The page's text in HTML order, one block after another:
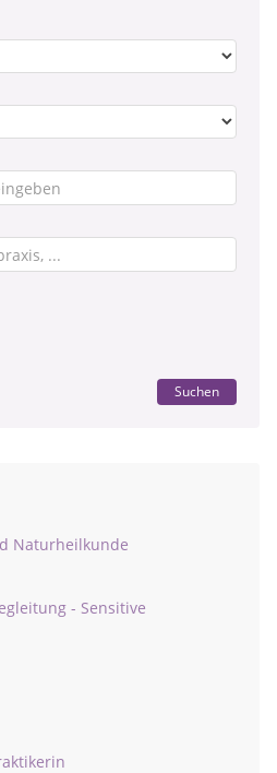
Suchen
Naturheilkunde
- Sensitive